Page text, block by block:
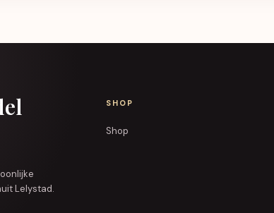
Lelystad.
SHOP
Shop